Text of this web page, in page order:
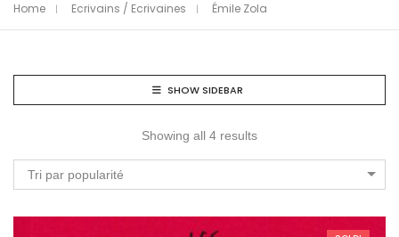
Home Ecrivains / Ecrivaines Émile Zola
SHOW SIDEBAR
Showing all 4 results
Tri par popularité